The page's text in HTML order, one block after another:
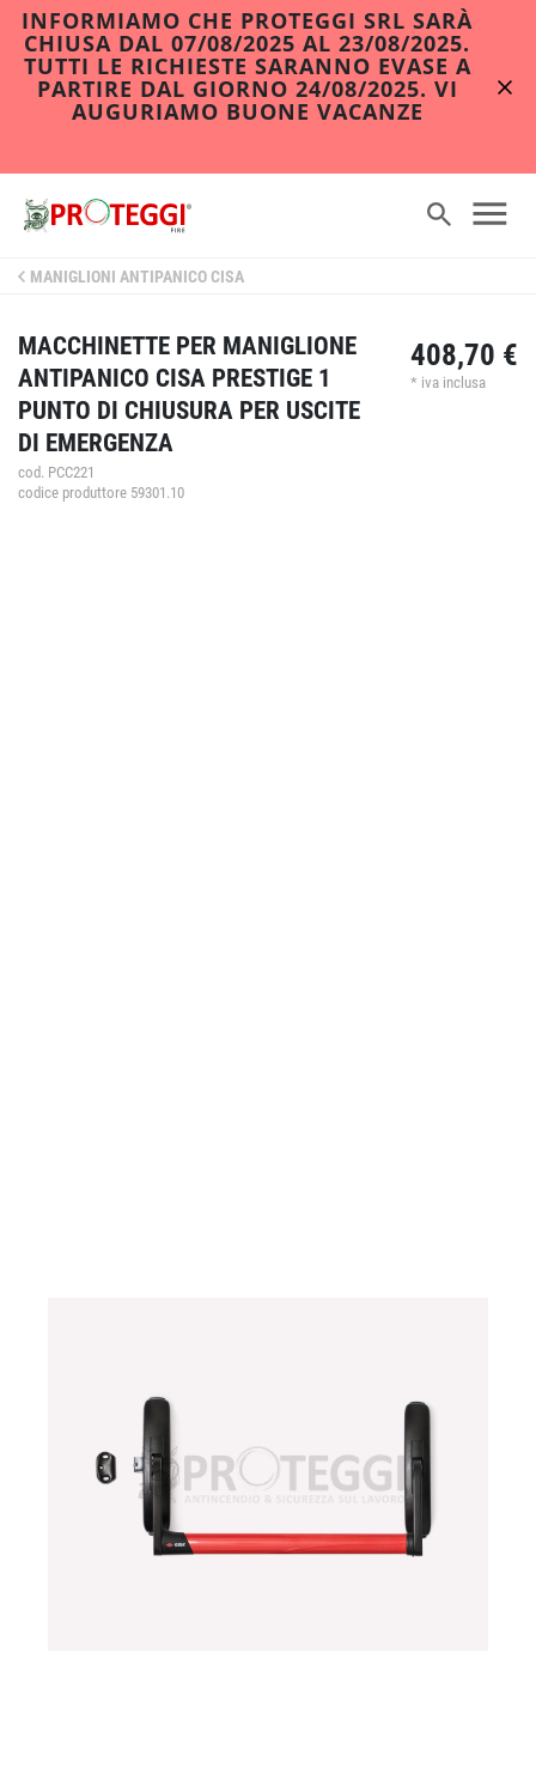
INFORMIAMO CHE PROTEGGI SRL SARÀ
CHIUSA DAL 07/08/2025 AL 23/08/2025.
TUTTI LE RICHIESTE SARANNO EVASE A
PARTIRE DAL GIORNO 24/08/2025. VI
AUGURIAMO BUONE VACANZE
MANIGLIONI ANTIPANICO CISA
MACCHINETTE PER MANIGLIONE
ANTIPANICO CISA PRESTIGE 1
PUNTO DI CHIUSURA PER USCITE
DI EMERGENZA
cod. PCC221
codice produttore 59301.10
408,70 €
* iva inclusa